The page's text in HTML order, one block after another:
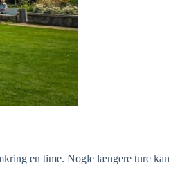
en time. Nogle længere ture kan